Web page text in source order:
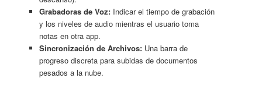
Grabadoras de Voz:Indicar el tiempo de grabación
y los niveles de audio mientras el usuario toma
notas en otra app.
Sincronización de Archivos:Una barra de
progreso discreta para subidas de documentos
pesados a la nube.